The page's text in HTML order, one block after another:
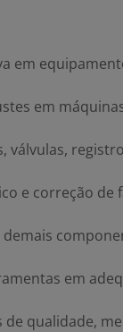
em
em
válvulas,
e correção de
em
qualidade,